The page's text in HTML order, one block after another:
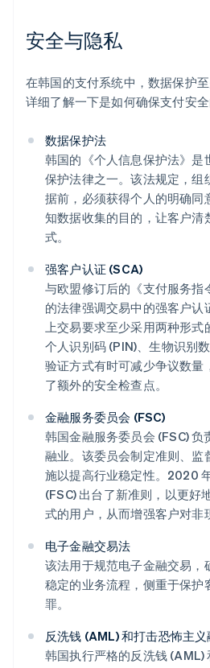
安全与隐私
在韩国的支付系统中，数据保护
详细了解一下是如何确保支付安全
数据保护法
韩国的《个人信息保护法》是
保护法律之一。该法规定，组
据前，必须获得个人的明确同
知数据收集的目的，让客户清
式。
强客户认证 (SCA)
与欧盟修订后的《支付服务指
的法律强调交易中的强客户认
上交易要求至少采用两种形式
个人识别码 (PIN)、生物识别
验证方式有时可减少争议数量
了额外的安全检查点。
金融服务委员会 (FSC)
韩国金融服务委员会 (FSC) 负
融业。该委员会制定准则、监
施以提高行业稳定性。2020
(FSC) 出台了新准则，以更好
式的用户，从而增强客户对非
电子金融交易法
该法用于规范电子金融交易，
稳定的业务流程，侧重于保护
罪。
反洗钱 (AML) 和打击恐怖主
韩国执行严格的反洗钱 (AML)